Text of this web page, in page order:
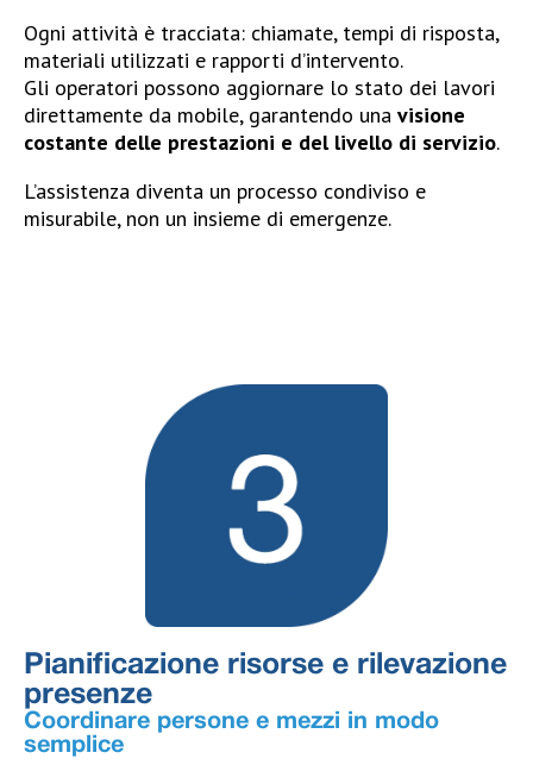
Ogni attività è tracciata: chiamate, tempi di risposta,
materiali utilizzati e rapporti d’intervento.
Gli operatori possono aggiornare lo stato dei lavori
direttamente da mobile, garantendo una visione
costante delle prestazioni e del livello di servizio.
L’assistenza diventa un processo condiviso e
misurabile, non un insieme di emergenze.
Pianificazione risorse e rilevazione
presenze
Coordinare persone e mezzi in modo
semplice